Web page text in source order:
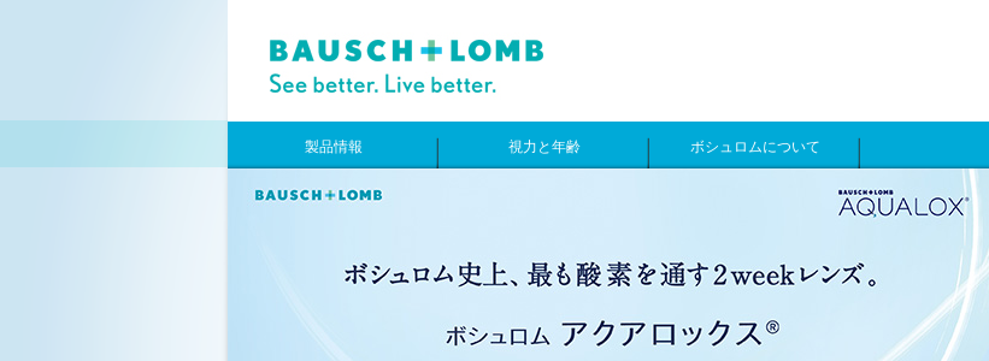
製品情報 視力と年齢 ボシュロムについて